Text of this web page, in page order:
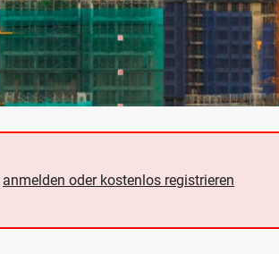
anmelden oder kostenlos registrieren